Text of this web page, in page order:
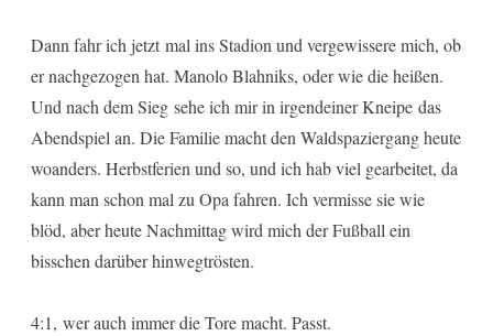
Dann fahr ich jetzt mal ins Stadion und vergewissere mich, ob
er nachgezogen hat. Manolo Blahniks, oder wie die heißen.
Und nach dem Sieg sehe ich mir in irgendeiner Kneipe das
Abendspiel an. Die Familie macht den Waldspaziergang heute
woanders. Herbstferien und so, und ich hab viel gearbeitet, da
kann man schon mal zu Opa fahren. Ich vermisse sie wie
blöd, aber heute Nachmittag wird mich der Fußball ein
bisschen darüber hinwegtrösten.
4:1, wer auch immer die Tore macht. Passt.